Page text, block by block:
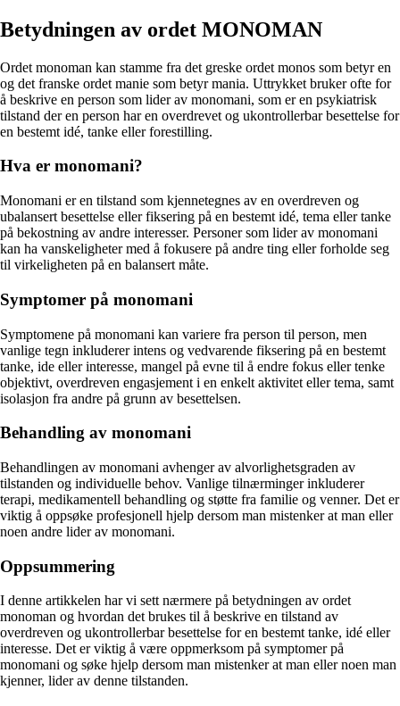
Betydningen av ordet MONOMAN
Ordet monoman kan stamme fra det greske ordet monos som betyr en
og det franske ordet manie som betyr mania. Uttrykket bruker ofte for
å beskrive en person som lider av monomani, som er en psykiatrisk
tilstand der en person har en overdrevet og ukontrollerbar besettelse for
en bestemt idé, tanke eller forestilling.
Hva er monomani?
Monomani er en tilstand som kjennetegnes av en overdreven og
ubalansert besettelse eller fiksering på en bestemt idé, tema eller tanke
på bekostning av andre interesser. Personer som lider av monomani
kan ha vanskeligheter med å fokusere på andre ting eller forholde seg
til virkeligheten på en balansert måte.
Symptomer på monomani
Symptomene på monomani kan variere fra person til person, men
vanlige tegn inkluderer intens og vedvarende fiksering på en bestemt
tanke, ide eller interesse, mangel på evne til å endre fokus eller tenke
objektivt, overdreven engasjement i en enkelt aktivitet eller tema, samt
isolasjon fra andre på grunn av besettelsen.
Behandling av monomani
Behandlingen av monomani avhenger av alvorlighetsgraden av
tilstanden og individuelle behov. Vanlige tilnærminger inkluderer
terapi, medikamentell behandling og støtte fra familie og venner. Det er
viktig å oppsøke profesjonell hjelp dersom man mistenker at man eller
noen andre lider av monomani.
Oppsummering
I denne artikkelen har vi sett nærmere på betydningen av ordet
monoman og hvordan det brukes til å beskrive en tilstand av
overdreven og ukontrollerbar besettelse for en bestemt tanke, idé eller
interesse. Det er viktig å være oppmerksom på symptomer på
monomani og søke hjelp dersom man mistenker at man eller noen man
kjenner, lider av denne tilstanden.